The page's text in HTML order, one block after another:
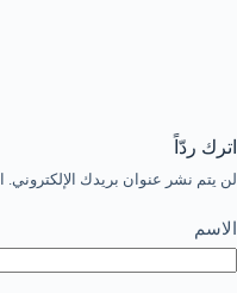
اترك ردّاً
لن يتم نشر عنوان بريدك الإلكتروني.
الاسم